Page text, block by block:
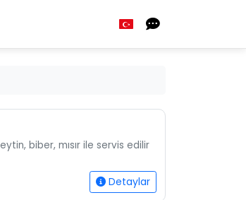
biber, mısır ile servis edilir
Detaylar